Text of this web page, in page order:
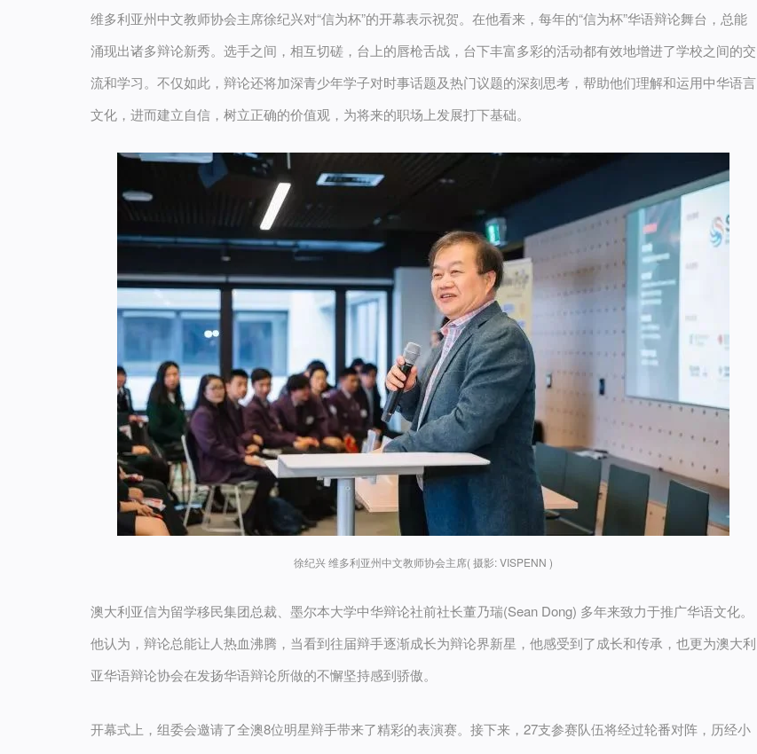
维多利亚州中文教师协会主席徐纪兴对“信为杯”的开幕表示祝贺。在他看来，每年的“信为杯”华语辩论舞台，总能
涌现出诸多辩论新秀。选手之间，相互切磋，台上的唇枪舌战，台下丰富多彩的活动都有效地增进了学校之间的交
流和学习。不仅如此，辩论还将加深青少年学子对时事话题及热门议题的深刻思考，帮助他们理解和运用中华语言
文化，进而建立自信，树立正确的价值观，为将来的职场上发展打下基础。
徐纪兴 维多利亚州中文教师协会主席( 摄影: VISPENN )
澳大利亚信为留学移民集团总裁、墨尔本大学中华辩论社前社长董乃瑞(Sean Dong) 多年来致力于推广华语文化。
他认为，辩论总能让人热血沸腾，当看到往届辩手逐渐成长为辩论界新星，他感受到了成长和传承，也更为澳大利
亚华语辩论协会在发扬华语辩论所做的不懈坚持感到骄傲。
开幕式上，组委会邀请了全澳8位明星辩手带来了精彩的表演赛。接下来，27支参赛队伍将经过轮番对阵，历经小